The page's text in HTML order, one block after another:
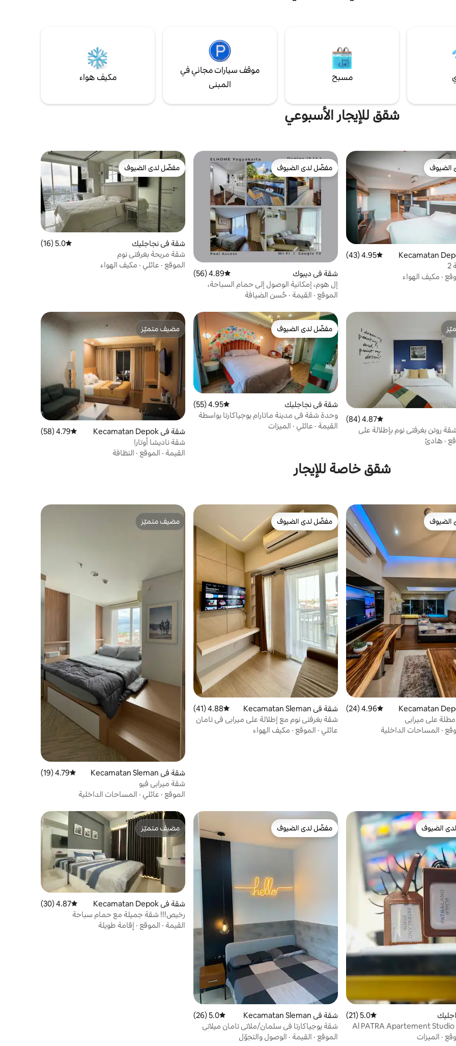
مسبح
موقف سيارات مجاني في
المبنى
مكيف هواء
شقق للإيجار الأسبوعي
الضيوف
الضيوف
متوسط التقييم 4.95 من 5، 43 مراجعات
4.95 (43)
· مكيف الهواء
مفضّل لدى الضيوف
مفضّل لدى الضيوف
شقة في ديبوك متوسط التقييم 4.89 من 5، 56 مراجعات
4.89 (56)
إل هوم، إمكانية الوصول إلى حمام السباحة،
سريران بحجم كوين + سرير أريكة، واي فاي
الموقع · القيمة · حُسن الضيافة
مفضّل لدى الضيوف
مفضّل لدى الضيوف
شقة في نجاجليك متوسط التقييم 5.0 من 5، 16 مراجعات
5.0 (16)
شقة مريحة بغرفتي نوم
الموقع · عائلي · مكيف الهواء
متوسط التقييم 4.87 من 5، 84 مراجعات
4.87 (84)
روتن بغرفتي نوم بإطلالة على
· هادئ
مفضّل لدى الضيوف
مفضّل لدى الضيوف
شقة في نجاجليك متوسط التقييم 4.95 من 5، 55 مراجعات
4.95 (55)
وحدة شقة في مدينة ماتارام يوجياكارتا بواسطة
ROJI
القيمة · عائلي · الميزات
مضيف متميّز
مضيف متميّز
شقة في Kecamatan Depok متوسط التقييم 4.79 من 5، 58 مراجعات
4.79 (58)
شقة ناديشا أوتارا
القيمة · الموقع · النظافة
شقق خاصة للإيجار
الضيوف
الضيوف
متوسط التقييم 4.96 من 5، 24 مراجعات
4.96 (24)
على ميرابي
· المساحات الداخلية
مفضّل لدى الضيوف
مفضّل لدى الضيوف
شقة في Kecamatan Sleman متوسط التقييم 4.88 من 5، 41 مراجعات
4.88 (41)
شقة بغرفتي نوم مع إطلالة على ميرابي في تامان
ميلاتي | UGM
عائلي · الموقع · مكيف الهواء
مضيف متميّز
مضيف متميّز
شقة في Kecamatan Sleman متوسط التقييم 4.79 من 5، 19 مراجعات
4.79 (19)
شقة ميرابي فيو
الموقع · عائلي · المساحات الداخلية
المفضّلة لدى الضيوف
الضيوف
متوسط التقييم 5.0 من 5، 21 مراجعات
5.0 (21)
Al PATRA Apartement
· الميزات
مفضّل لدى الضيوف
مفضّل لدى الضيوف
شقة في Kecamatan Sleman متوسط التقييم 5.0 من 5، 26 مراجعات
5.0 (26)
شقة يوجياكارتا في سلمان/ملاتي تامان ميلاتي
الموقع · القيمة · الوصول والتجوّل
مضيف متميّز
مضيف متميّز
شقة في Kecamatan Depok متوسط التقييم 4.87 من 5، 30 مراجعات
4.87 (30)
رخيص!!! شقة جميلة مع حمام سباحة
القيمة · الموقع · إقامة طويلة